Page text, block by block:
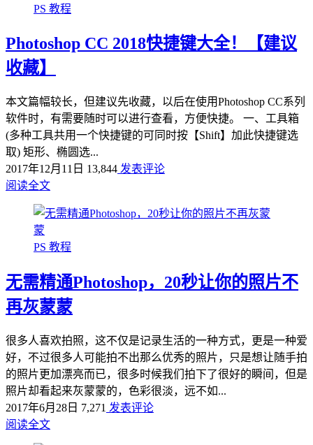
PS 教程
Photoshop CC 2018快捷键大全！【建议
收藏】
本文篇幅较长，但建议先收藏，以后在使用Photoshop CC系列
软件时，有需要随时可以进行查看，方便快捷。 一、工具箱
(多种工具共用一个快捷键的可同时按【Shift】加此快捷键选
取) 矩形、椭圆选...
2017年12月11日 13,844 发表评论
阅读全文
PS 教程
无需精通Photoshop，20秒让你的照片不
再灰蒙蒙
很多人喜欢拍照，这不仅是记录生活的一种方式，更是一种爱
好，不过很多人可能拍不出那么优秀的照片，只是想让随手拍
的照片更加漂亮而已，很多时候我们拍下了很好的瞬间，但是
照片却看起来灰蒙蒙的，色彩很淡，远不如...
2017年6月28日 7,271 发表评论
阅读全文